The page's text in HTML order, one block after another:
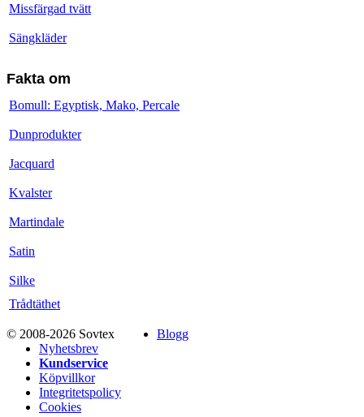
Missfärgad tvätt
Sängkläder
Fakta om
Bomull: Egyptisk, Mako, Percale
Dunprodukter
Jacquard
Kvalster
Martindale
Satin
Silke
Trådtäthet
© 2008-2026 Sovtex
Blogg
Nyhetsbrev
Kundservice
Köpvillkor
Integritetspolicy
Cookies